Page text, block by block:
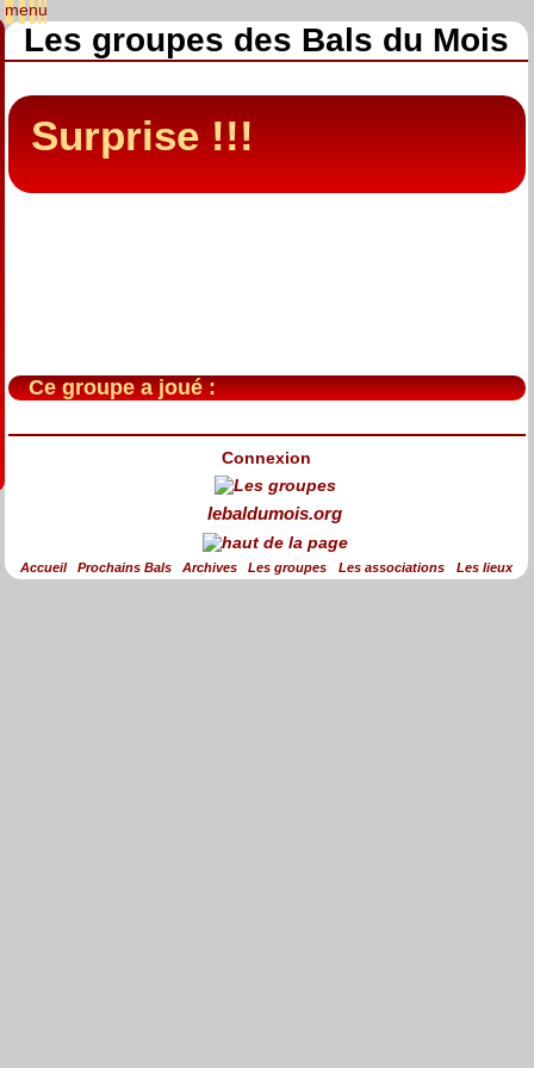
Les groupes des Bals du Mois
Surprise !!!
Ce groupe a joué :
Connexion
lebaldumois.org
Accueil Prochains Bals Archives Les groupes Les associations Les lieux